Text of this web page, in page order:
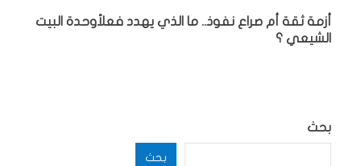
أزمة ثقة أم صراع نفوذ.. ما الذي يهدد فعلاًوحدة البيت
الشيعي ؟
بحث
بحث